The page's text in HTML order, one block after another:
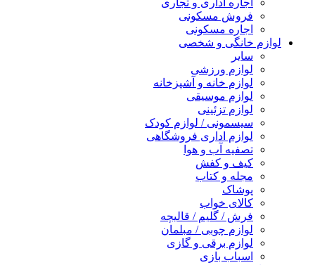
اجاره اداری و تجاری
فروش مسکونی
اجاره مسکونی
لوازم خانگی و شخصی
سایر
لوازم ورزشی
لوازم خانه و آشپزخانه
لوازم موسیقی
لوازم تزئینی
سیسمونی / لوازم کودک
لوازم اداری فروشگاهی
تصفیه آب و هوا
کیف و کفش
مجله و کتاب
پوشاک
کالای خواب
فرش / گلیم / قالیچه
لوازم چوبی / مبلمان
لوازم برقی و گازی
اسباب بازی